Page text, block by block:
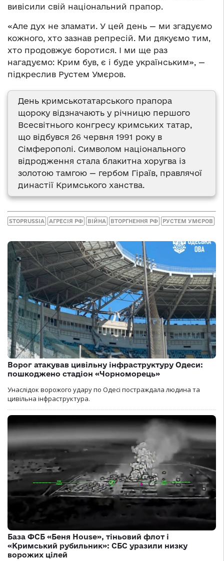
вивісили свій національний прапор.
«Але дух не зламати. У цей день — ми згадуємо
кожного, хто зазнав репресій. Ми дякуємо тим,
хто продовжує боротися. І ми ще раз
нагадуємо: Крим був, є і буде українським», —
підкреслив Рустем Умєров.
День кримськотатарського прапора
щороку відзначають у річницю першого
Всесвітнього конгресу кримських татар,
що відбувся 26 червня 1991 року в
Сімферополі. Символом національного
відродження стала блакитна хоругва із
золотою тамгою — гербом Гіраїв, правлячої
династії Кримського ханства.
STOPRUSSIA АГРЕСІЯ РФ ВІЙНА ВТОРГНЕННЯ РФ РУСТЕМ УМЄРОВ
Ворог атакував цивільну інфраструктуру Одеси:
пошкоджено стадіон «Чорноморець»
Унаслідок ворожого удару по Одесі постраждала людина та
цивільна інфраструктура.
База ФСБ «Беня House», тіньовий флот і
«Кримський рубильник»: СБС уразили низку
ворожих цілей